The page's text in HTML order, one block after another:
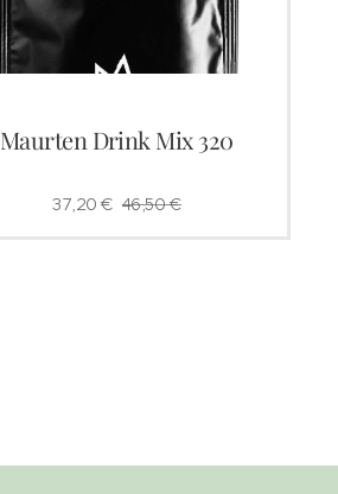
Maurten Drink Mix 320
37,20 € 46,50€